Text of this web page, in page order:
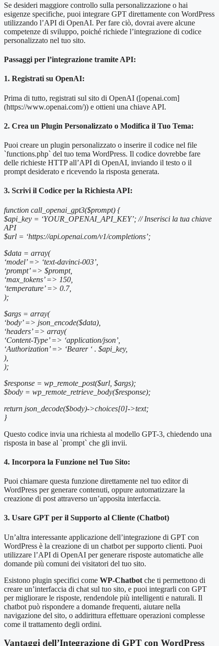
Se desideri maggiore controllo sulla personalizzazione o hai
esigenze specifiche, puoi integrare GPT direttamente con WordPress
utilizzando l’API di OpenAI. Per fare ciò, dovrai avere alcune
competenze di sviluppo, poiché richiede l’integrazione di codice
personalizzato nel tuo sito.
Passaggi per l’integrazione tramite API:
1. Registrati su OpenAI:
Prima di tutto, registrati sul sito di OpenAI ([openai.com]
(https://www.openai.com/)) e ottieni una chiave API.
2. Crea un Plugin Personalizzato o Modifica il Tuo Tema:
Puoi creare un plugin personalizzato o inserire il codice nel file
`functions.php` del tuo tema WordPress. Il codice dovrebbe fare
delle richieste HTTP all’API di OpenAI, inviando il testo o il
prompt desiderato e ricevendo la risposta generata.
3. Scrivi il Codice per la Richiesta API:
function call_openai_gpt3($prompt) {
$api_key = ‘YOUR_OPENAI_API_KEY’; // Inserisci la tua chiave
API
$url = ‘https://api.openai.com/v1/completions’;
$data = array(
‘model’ => ‘text-davinci-003’,
‘prompt’ => $prompt,
‘max_tokens’ => 150,
‘temperature’ => 0.7,
);
$args = array(
‘body’ => json_encode($data),
‘headers’ => array(
‘Content-Type’ => ‘application/json’,
‘Authorization’ => ‘Bearer ‘ . $api_key,
),
);
$response = wp_remote_post($url, $args);
$body = wp_remote_retrieve_body($response);
return json_decode($body)->choices[0]->text;
}
Questo codice invia una richiesta al modello GPT-3, chiedendo una
risposta in base al `prompt` che gli invii.
4. Incorpora la Funzione nel Tuo Sito:
Puoi chiamare questa funzione direttamente nel tuo editor di
WordPress per generare contenuti, oppure automatizzare la
creazione di post attraverso un’apposita interfaccia.
3. Usare GPT per il Supporto al Cliente (Chatbot)
Un’altra interessante applicazione dell’integrazione di GPT con
WordPress è la creazione di un chatbot per supporto clienti. Puoi
utilizzare l’API di OpenAI per generare risposte automatiche alle
domande più comuni dei visitatori del tuo sito.
Esistono plugin specifici come WP-Chatbot che ti permettono di
creare un’interfaccia di chat sul tuo sito, e puoi integrarli con GPT
per migliorare le risposte, rendendole più intelligenti e naturali. Il
chatbot può rispondere a domande frequenti, aiutare nella
navigazione del sito, o addirittura effettuare operazioni complesse
come il trattamento degli ordini.
Vantaggi dell’Integrazione di GPT con WordPress